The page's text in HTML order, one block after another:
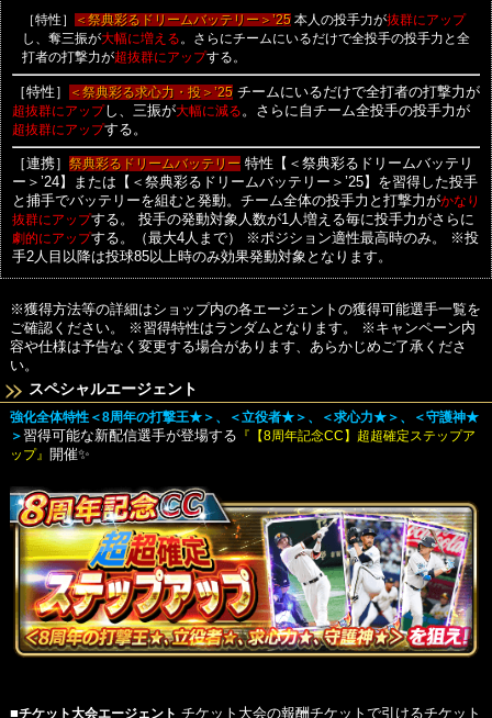
［特性］ ＜祭典彩るドリームバッテリー＞’25本人の投手力が抜群にアップ
し、奪三振が大幅に増える。さらにチームにいるだけで全投手の投手力と全
打者の打撃力が超抜群にアップする。
［特性］ ＜祭典彩る求心力・投＞’25 チームにいるだけで全打者の打撃力が
超抜群にアップし、三振が大幅に減る 。さらに自チーム全投手の投手力が
超抜群にアップする。
［連携］ 祭典彩るドリームバッテリー 特性【＜祭典彩るドリームバッテリ
ー＞’24】または【＜祭典彩るドリームバッテリー＞’25】を習得した投手
と捕手でバッテリーを組むと発動。チーム全体の投手力と打撃力がかなり
抜群にアップする。
投手の発動対象人数が1人増える毎に投手力がさらに
劇的にアップする。（最大4人まで） ※ポジション適性最高時のみ。
※投
手2人目以降は投球85以上時のみ効果発動対象となります。
※獲得方法等の詳細はショップ内の各エージェントの獲得可能選手一覧を
ご確認ください。
※習得特性はランダムとなります。
※キャンペーン内
容や仕様は予告なく変更する場合があります、あらかじめご了承くださ
い。
スペシャルエージェント
強化全体特性＜8周年の打撃王★＞、＜立役者★＞、＜求心力★＞、＜守護神★
＞習得可能な新配信選手が登場する 『【8周年記念CC】超超確定ステップア
ップ』 開催✨
■チケット大会エージェント チケット大会の報酬チケットで引けるチケット